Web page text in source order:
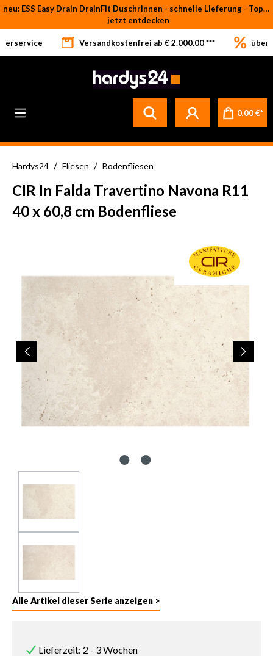
Zum Hauptinhalt springen
neu: ESS Easy Drain DrainFit Duschrinnen - schnelle Lieferung - Top-Preise
jetzt entdecken
Versandkostenfrei ab € 2.000,00 *** über
0,00 €*
Hardys24 / Fliesen / Bodenfliesen
CIR In Falda Travertino Navona R11
40 x 60,8 cm Bodenfliese
Alle Artikel dieser Serie anzeigen >
Lieferzeit: 2 - 3 Wochen